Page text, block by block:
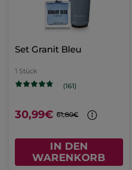
Set Granit Bleu
1 Stück
(161)
30,99€ 61,80€
IN DEN
WARENKORB